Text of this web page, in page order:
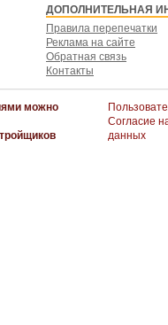
ДОПОЛНИТЕЛЬНАЯ
Правила перепечатки
Реклама на сайте
Обратная связь
Контакты
можно
Согласие
данных